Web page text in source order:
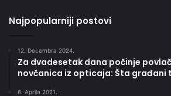
Najpopularniji postovi
12. Decembra 2024.
Za dvadesetak dana počinje
novčanica iz opticaja: Šta građani
6. Aprila 2021.